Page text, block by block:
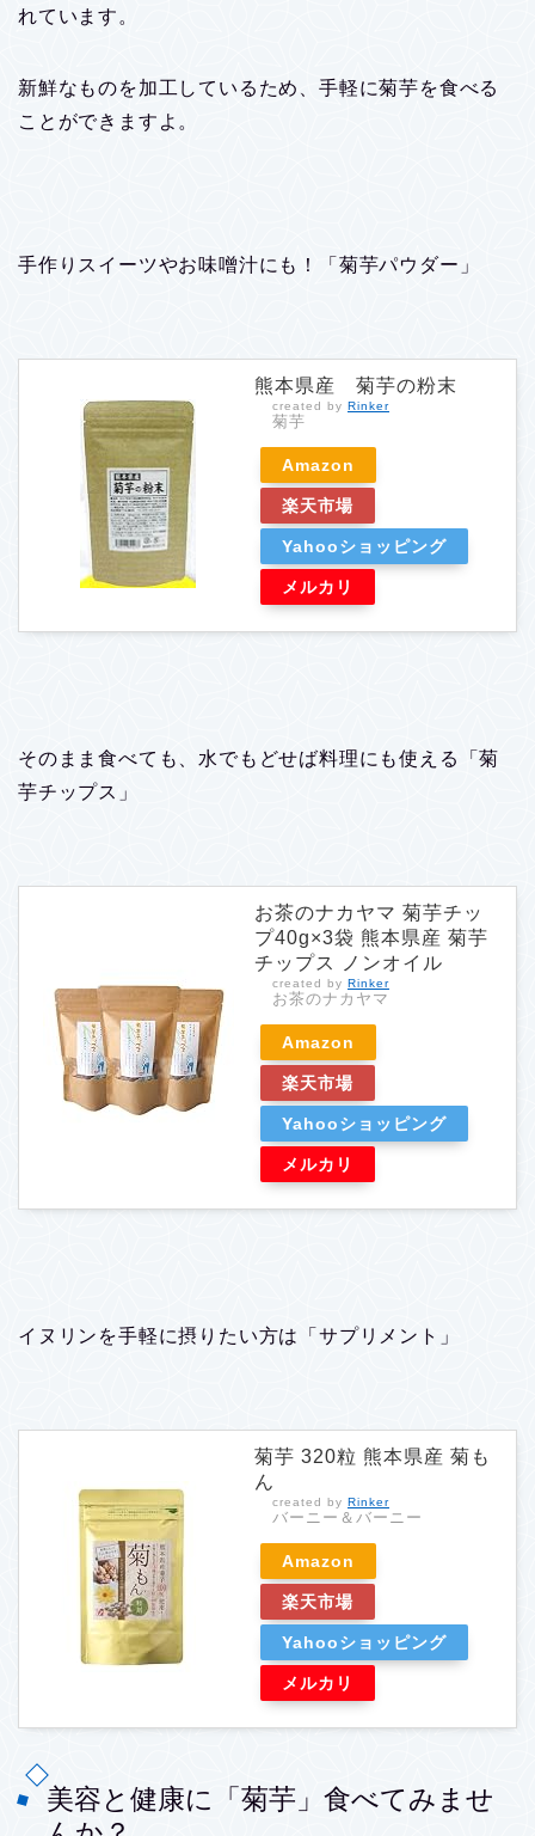
れています。
新鮮なものを加工しているため、手軽に菊芋を食べる
ことができますよ。
手作りスイーツやお味噌汁にも！「菊芋パウダー」
熊本県産 菊芋の粉末
created by Rinker
菊芋
Amazon
楽天市場
Yahooショッピング
メルカリ
そのまま食べても、水でもどせば料理にも使える「菊
芋チップス」
お茶のナカヤマ 菊芋チッ
プ40g×3袋 熊本県産 菊芋
チップス ノンオイル
created by Rinker
お茶のナカヤマ
Amazon
楽天市場
Yahooショッピング
メルカリ
イヌリンを手軽に摂りたい方は「サプリメント」
菊芋 320粒 熊本県産 菊も
ん
created by Rinker
バーニー＆バーニー
Amazon
楽天市場
Yahooショッピング
メルカリ
美容と健康に「菊芋」食べてみませ